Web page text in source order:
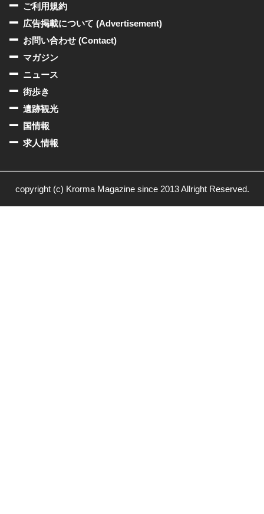
ご利用規約
広告掲載について (Advertisement)
お問い合わせ (Contact)
マガジン
ニュース
街歩き
遺跡観光
国情報
求人情報
copyright (c) Krorma Magazine since 2013 Allright Reserved.